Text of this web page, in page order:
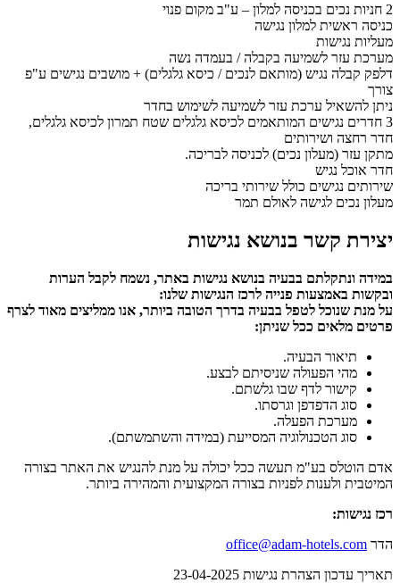
2 חניות נכים בכניסה למלון – ע"ב מקום פנוי
כניסה ראשית למלון נגישה
מעליות נגישות
מערכת עזר לשמיעה בקבלה / בעמדה נשה
דלפק קבלה נגיש (מותאם לנכים / כיסא גלגלים) + מושבים נגישים ע"פ
צורך
ניתן להשאיל ערכת עזר לשמיעה לשימוש בחדר
3 חדרים נגישים המותאמים לכיסא גלגלים שטח תמרון לכיסא גלגלים,
חדר רחצה ושירותים
מתקן עזר (מעלון נכים) לכניסה לבריכה.
חדר אוכל נגיש
שירותים נגישים כולל שירותי בריכה
מעלון נכים לגישה לאולם תמר
יצירת קשר בנושא נגישות
במידה ונתקלתם בבעיה בנושא נגישות באתר, נשמח לקבל הערות
ובקשות באמצעות פנייה לרכז הנגישות שלנו:
על מנת שנוכל לטפל בבעיה בדרך הטובה ביותר, אנו ממליצים מאוד לצרף
פרטים מלאים ככל שניתן:
תיאור הבעיה.
מהי הפעולה שניסיתם לבצע.
קישור לדף שבו גלשתם.
סוג הדפדפן וגרסתו.
מערכת הפעלה.
סוג הטכנולוגיה המסייעת (במידה והשתמשתם).
אדם הוטלס בע"מ תעשה ככל יכולה על מנת להנגיש את האתר בצורה
המיטבית ולענות לפניות בצורה המקצועית והמהירה ביותר.
רכז נגישות:
הדר office@adam-hotels.com
תאריך עדכון הצהרת נגישות 23-04-2025